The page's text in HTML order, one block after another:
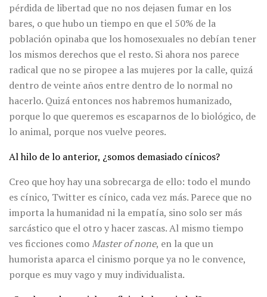
pérdida de libertad que no nos dejasen fumar en los
bares, o que hubo un tiempo en que el 50% de la
población opinaba que los homosexuales no debían tener
los mismos derechos que el resto. Si ahora nos parece
radical que no se piropee a las mujeres por la calle, quizá
dentro de veinte años entre dentro de lo normal no
hacerlo. Quizá entonces nos habremos humanizado,
porque lo que queremos es escaparnos de lo biológico, de
lo animal, porque nos vuelve peores.
Al hilo de lo anterior, ¿somos demasiado cínicos?
Creo que hoy hay una sobrecarga de ello: todo el mundo
es cínico, Twitter es cínico, cada vez más. Parece que no
importa la humanidad ni la empatía, sino solo ser más
sarcástico que el otro y hacer zascas. Al mismo tiempo
ves ficciones comoMaster of none, en la que un
humorista aparca el cinismo porque ya no le convence,
porque es muy vago y muy individualista.